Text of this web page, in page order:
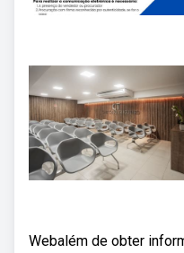
Webalém de obter